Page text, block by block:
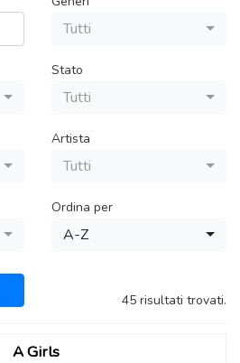
Tutti
Stato
Tutti
Artista
Tutti
Ordina per
A-Z
45 risultati trovati.
A Girls